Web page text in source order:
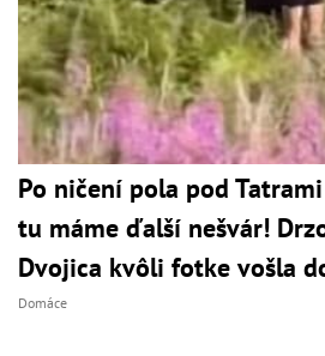
Po ničení pola pod
tu máme ďalší nešvár!
Dvojica kvôli fotke vošla
Domáce